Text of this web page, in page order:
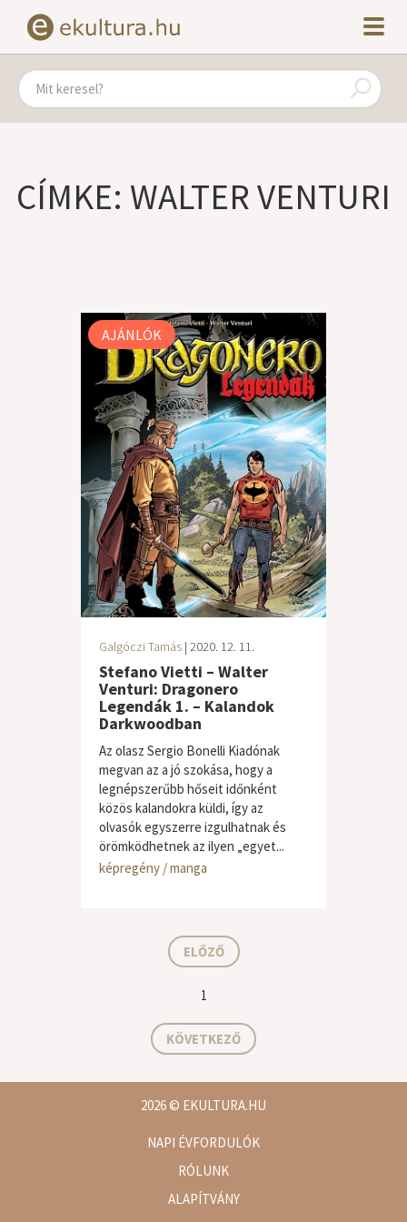
CÍMKE: WALTER VENTURI
AJÁNLÓK
Galgóczi Tamás | 2020. 12. 11.
Stefano Vietti – Walter
Venturi: Dragonero
Legendák 1. – Kalandok
Darkwoodban
Az olasz Sergio Bonelli Kiadónak
megvan az a jó szokása, hogy a
legnépszerűbb hőseit időnként
közös kalandokra küldi, így az
olvasók egyszerre izgulhatnak és
örömködhetnek az ilyen „egyet...
képregény / manga
ELŐZŐ
1
KÖVETKEZŐ
2026© EKULTURA.HU
NAPI ÉVFORDULÓK
RÓLUNK
ALAPÍTVÁNY